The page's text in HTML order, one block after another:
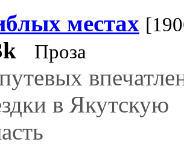
местах
Проза
в Якутскую